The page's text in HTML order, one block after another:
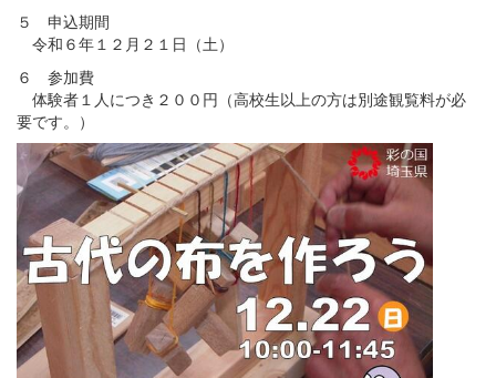
５ 申込期間
令和６年１２月２１日（土）
６ 参加費
体験者１人につき２００円（高校生以上の方は別途観覧料が必
要です。）